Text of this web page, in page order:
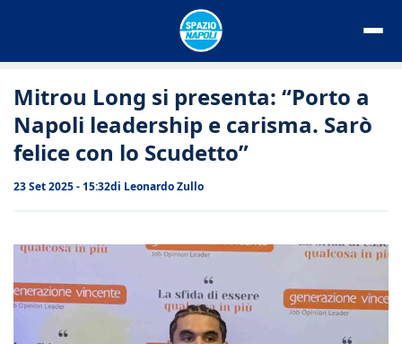
Mitrou Long si presenta: “Porto a
Napoli leadership e carisma. Sarò
felice con lo Scudetto”
23 Set 2025 - 15:32di Leonardo Zullo